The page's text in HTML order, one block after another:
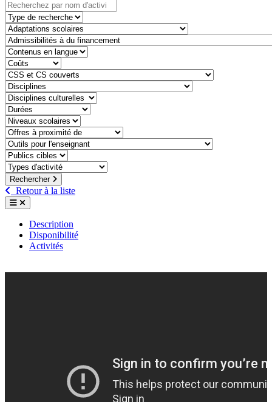
Type de recherche
adaptation-scolaire
admissibilite-a-du-financement
contenu-en-langue
cout
css-et-cs-couvert
discipline
discipline-culturelle
duree
niveaux-scolaires
offre-a-proximite-de
outil-pour-lenseignant
public-cible
type-dactivite
Rechercher
Retour à la liste
Description
Disponibilité
Activités